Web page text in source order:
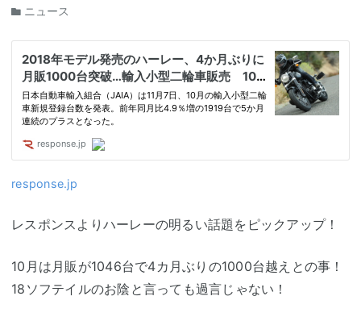
ニュース
response.jp
レスポンスよりハーレーの明るい話題をピックアップ！
10月は月販が1046台で4カ月ぶりの1000台越えとの事！
18ソフテイルのお陰と言っても過言じゃない！